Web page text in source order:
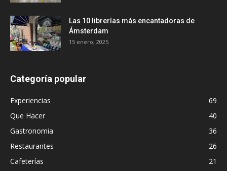
Las 10 librerías más encantadoras de
Ámsterdam
15 enero, 2025
Categoría popular
Experiencias
69
Que Hacer
40
Gastronomia
36
Restaurantes
26
Cafeterías
21